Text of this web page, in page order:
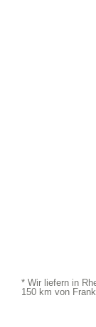
* Wir liefern in
150 km von